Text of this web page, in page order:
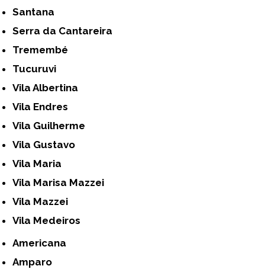
Santana
Serra da Cantareira
Tremembé
Tucuruvi
Vila Albertina
Vila Endres
Vila Guilherme
Vila Gustavo
Vila Maria
Vila Marisa Mazzei
Vila Mazzei
Vila Medeiros
Americana
Amparo